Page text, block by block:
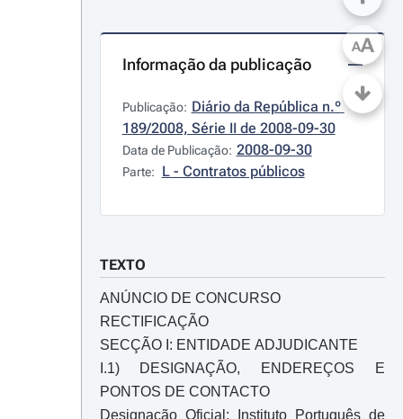
Informação da publicação
Publicação: Diário da República n.º
189/2008, Série II de 2008-09-30
Data de Publicação: 2008-09-30
Parte: L - Contratos públicos
TEXTO
ANÚNCIO DE CONCURSO
RECTIFICAÇÃO
SECÇÃO I: ENTIDADE ADJUDICANTE
I.1) DESIGNAÇÃO, ENDEREÇOS E
PONTOS DE CONTACTO
Designação Oficial: Instituto Português de
AA